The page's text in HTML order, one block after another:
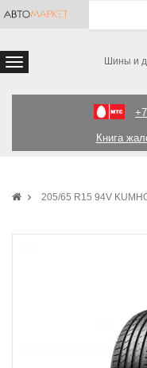
Шины и
Книга
205/65 R15 94V